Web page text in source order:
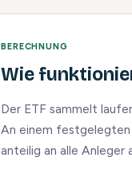
BERECHNUNG
Wie
Der ETF sammelt
An einem festgelegten
anteilig an alle Anleger